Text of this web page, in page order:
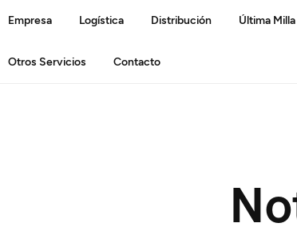
Empresa Logística Distribución Última Milla
Otros Servicios Contacto